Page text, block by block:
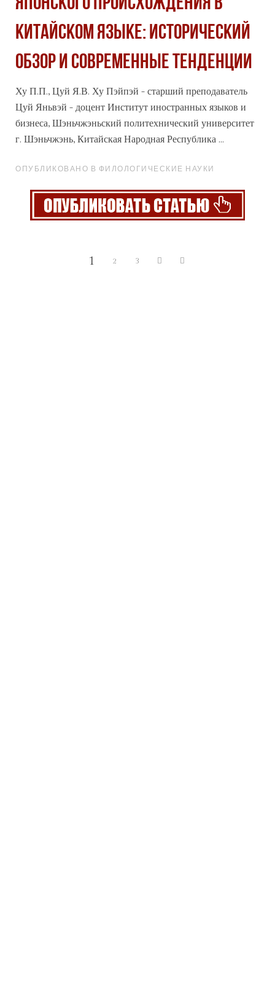
КИТАЙСКОМ ЯЗЫКЕ: ИСТОРИЧЕСКИЙ
ОБЗОР И СОВРЕМЕННЫЕ ТЕНДЕНЦИИ
Ху П.П., Цуй Я.В. Ху Пэйпэй - старший преподаватель
Цуй Яньвэй - доцент Институт иностранных языков и
бизнеса, Шэньчжэньский политехнический университет
г. Шэньчжэнь, Китайская Народная Республика ...
ОПУБЛИКОВАНО В ФИЛОЛОГИЧЕСКИЕ НАУКИ
1 2 3